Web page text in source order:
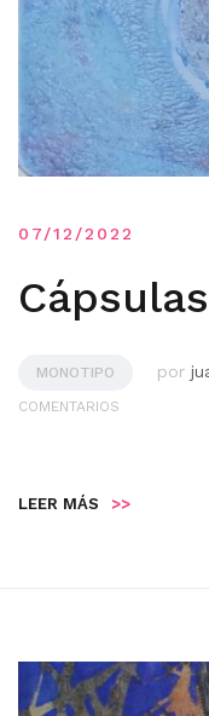
07/12/2022
Cápsulas
MONOTIPO por
COMENTARIOS
LEER MÁS >>